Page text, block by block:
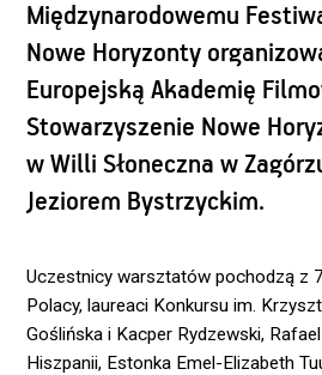
Międzynarodowemu
Nowe Horyzonty
Europejską Akademię
Stowarzyszenie Nowe
w Willi Słoneczna w
Jeziorem Bystrzyckim.
Uczestnicy warsztatów pochodzą z
Polacy, laureaci Konkursu im.
Goślińska i Kacper Rydzewski,
Hiszpanii, Estonka Emel-Elizabeth